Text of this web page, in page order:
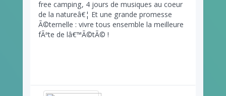
free camping, 4 jours de musiques au coeur
de la natureâ€¦ Et une grande promesse
Ã©ternelle : vivre tous ensemble la meilleure
fÃªte de lâ€™Ã©tÃ© !